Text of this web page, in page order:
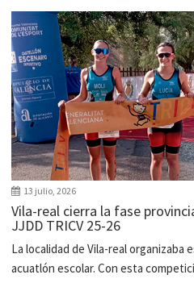
13 julio, 2026
Vila-real cierra la fase
JJDD TRICV 25-26
La localidad de Vila-real organizaba
acuatlón escolar. Con esta